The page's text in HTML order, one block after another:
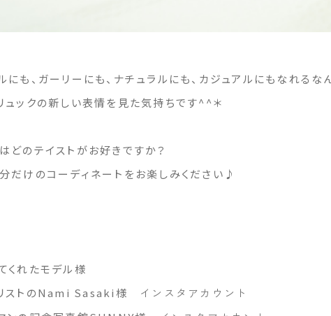
にも、ガーリーにも、ナチュラルにも、カジュアルにもなれるな
ュックの新しい表情を見た気持ちです^^＊
どのテイストがお好きですか？
だけのコーディネートをお楽しみください♪
くれたモデル様
ストのNami Sasaki様
インスタアカウント